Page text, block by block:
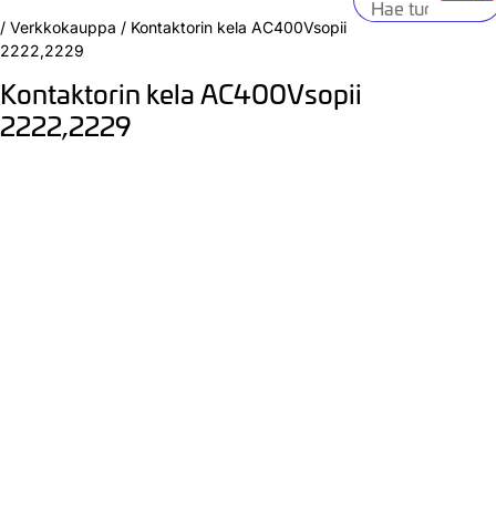
/ Verkkokauppa / Kontaktorin kela AC400Vsopii
2222,2229
Kontaktorin kela AC400Vsopii
2222,2229